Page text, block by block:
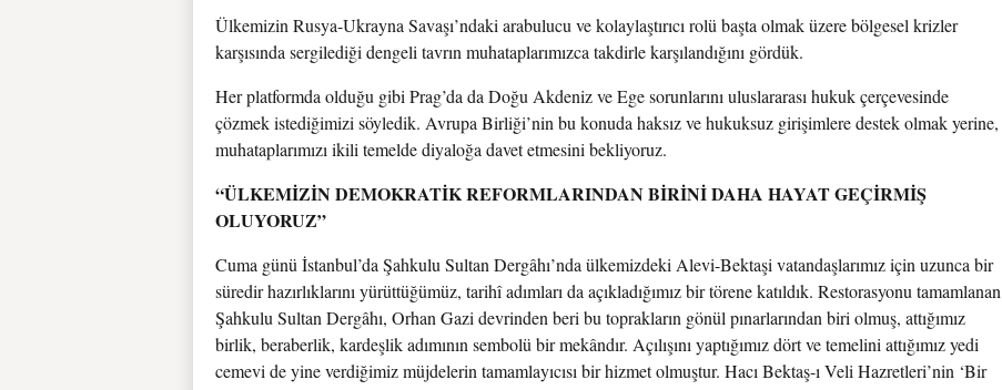
Ülkemizin Rusya-Ukrayna Savaşı’ndaki arabulucu ve kolaylaştırıcı rolü başta olmak üzere bölgesel krizler
karşısında sergilediği dengeli tavrın muhataplarımızca takdirle karşılandığını gördük.
Her platformda olduğu gibi Prag’da da Doğu Akdeniz ve Ege sorunlarını uluslararası hukuk çerçevesinde
çözmek istediğimizi söyledik. Avrupa Birliği’nin bu konuda haksız ve hukuksuz girişimlere destek olmak yerine,
muhataplarımızı ikili temelde diyaloğa davet etmesini bekliyoruz.
“ÜLKEMİZİN DEMOKRATİK REFORMLARINDAN BİRİNİ DAHA HAYAT GEÇİRMİŞ
OLUYORUZ”
Cuma günü İstanbul’da Şahkulu Sultan Dergâhı’nda ülkemizdeki Alevi-Bektaşi vatandaşlarımız için uzunca bir
süredir hazırlıklarını yürüttüğümüz, tarihî adımları da açıkladığımız bir törene katıldık. Restorasyonu tamamlanan
Şahkulu Sultan Dergâhı, Orhan Gazi devrinden beri bu toprakların gönül pınarlarından biri olmuş, attığımız
birlik, beraberlik, kardeşlik adımının sembolü bir mekândır. Açılışını yaptığımız dört ve temelini attığımız yedi
cemevi de yine verdiğimiz müjdelerin tamamlayıcısı bir hizmet olmuştur. Hacı Bektaş-ı Veli Hazretleri’nin ‘Bir